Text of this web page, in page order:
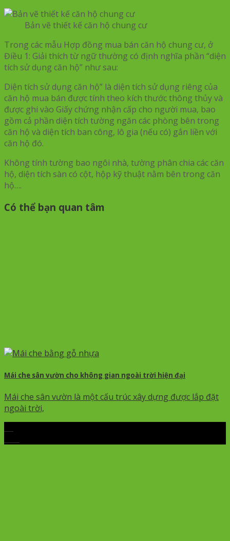
Bản vẽ thiết kế căn hộ chung cư
Trong các mẫu Hợp đồng mua bán căn hộ chung cư, ở
Điều 1: Giải thích từ ngữ thường có định nghĩa phần “diện
tích sử dụng căn hộ” như sau:
Diện tích sử dụng căn hộ” là diện tích sử dụng riêng của
căn hộ mua bán được tính theo kích thước thông thủy và
được ghi vào Giấy chứng nhận cấp cho người mua, bao
gồm cả phần diện tích tường ngăn các phòng bên trong
căn hộ và diện tích ban công, lô gia (nếu có) gắn liền với
căn hộ đó.
Không tính tường bao ngôi nhà, tường phân chia các căn
hộ, diện tích sàn có cột, hộp kỹ thuật nằm bên trong căn
hộ….
Có thể bạn quan tâm
Mái che sân vườn cho không gian ngoài trời hiện đại
Mái che sân vườn là một cấu trúc xây dựng được lắp đặt
ngoài trời,